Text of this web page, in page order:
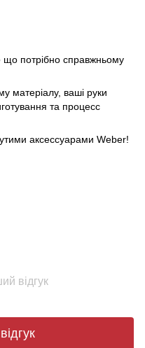
потрібно справжньому
матеріалу, ваші руки
та процесс
аксессуарами Weber!
відгук